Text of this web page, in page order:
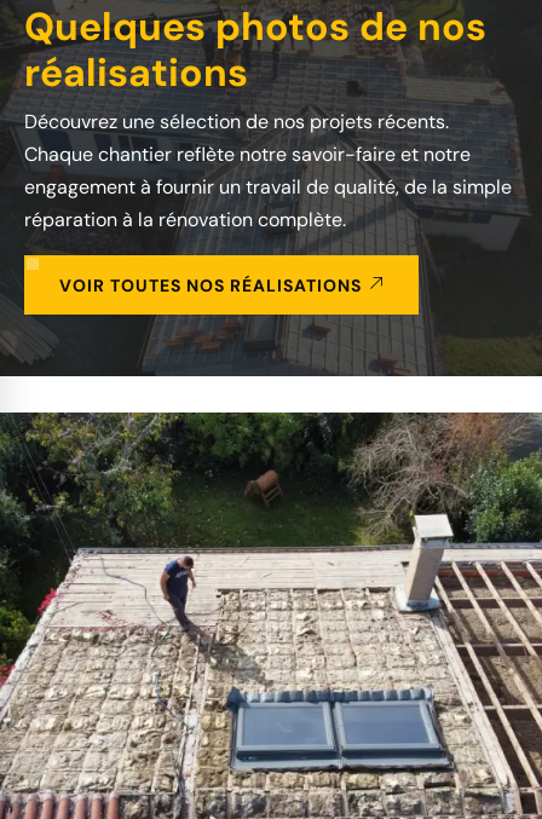
Quelques photos de nos
réalisations
Découvrez une sélection de nos projets récents.
Chaque chantier reflète notre savoir-faire et notre
engagement à fournir un travail de qualité, de la simple
réparation à la rénovation complète.
VOIR TOUTES NOS RÉALISATIONS